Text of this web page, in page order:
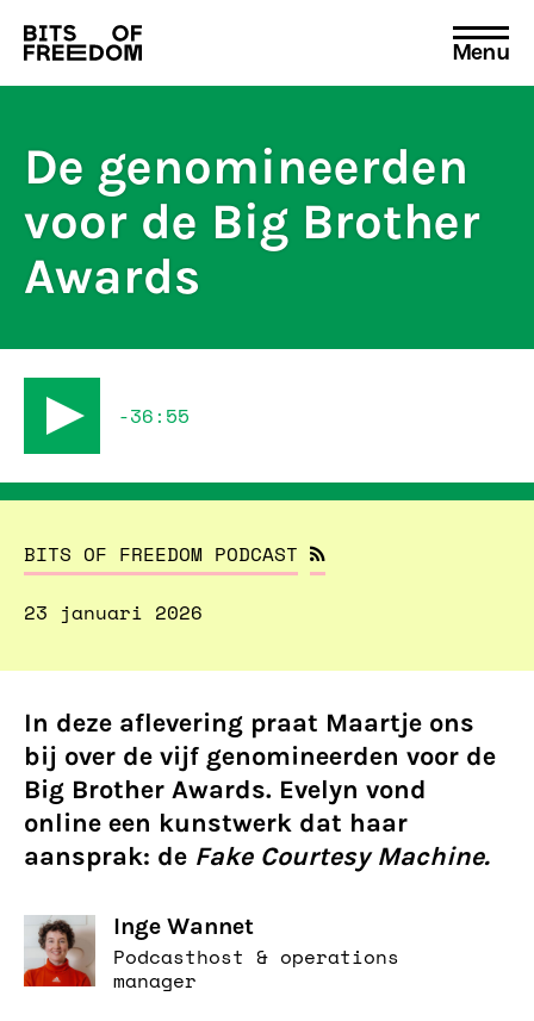
Search
for:
Menu
De genomineerden
voor de Big Brother
Awards
-36:55
BITS OF FREEDOM PODCAST
23 januari 2026
In deze aflevering praat Maartje ons
bij over de vijf genomineerden voor de
Big Brother Awards. Evelyn vond
online een kunstwerk dat haar
aansprak: de Fake Courtesy Machine.
Inge Wannet
Podcasthost & operations
manager